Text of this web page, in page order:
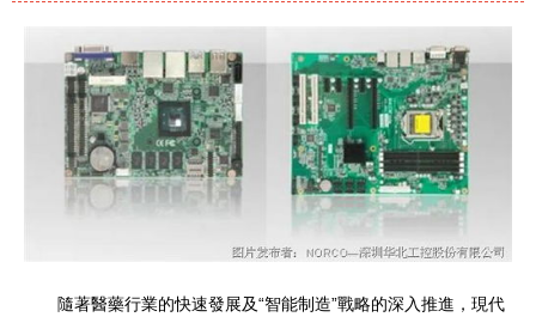
隨著醫藥行業的快速發展及“智能制造”戰略的深入推進，現代